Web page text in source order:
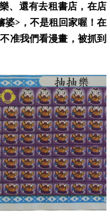
、還有去租書店，在店
婆> ，不是租回家喔！在
准我們看漫畫，被抓到